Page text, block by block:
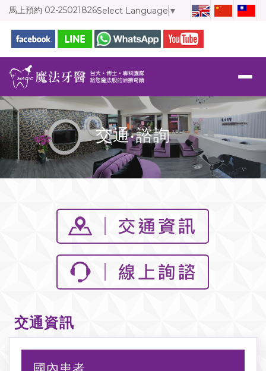
馬上預約 02-25021826Select Language ▼
交通‧諮詢
交通資訊